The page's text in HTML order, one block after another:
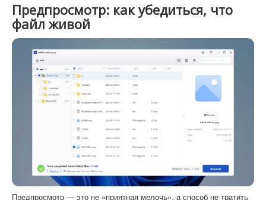
Предпросмотр: как убедиться, что
файл живой
Предпросмотр — это не «приятная мелочь», а способ не тратить